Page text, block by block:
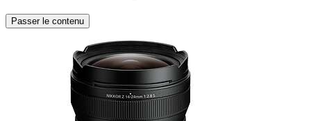
Passer le contenu